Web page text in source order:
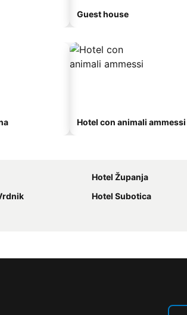
Guest house
Hotel con animali ammessi
Hotel Županja
Hotel Subotica